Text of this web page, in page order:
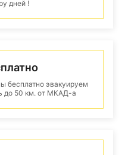
дней !
бесплатно эвакуируем
до 50 км. от МКАД-а